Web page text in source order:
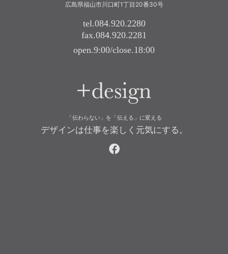
広島県福山市川口町1丁目20番30号
tel.084.920.2280
fax.084.920.2281
open.9:00/close.18:00
「伝わらない」を「伝える」に変える
デザインは仕事を楽しく元気にする。
facebook